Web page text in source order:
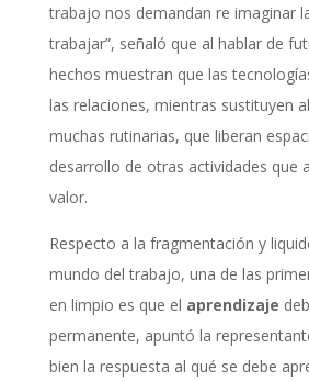
trabajo nos demandan re imaginar
trabajar”, señaló que al hablar de
hechos muestran que las
las relaciones, mientras sustituyen
muchas rutinarias, que liberan
desarrollo de otras actividades que
valor.
Respecto a la fragmentación y
mundo del trabajo, una de las
en limpio es que el aprendizaje
permanente, apuntó la
bien la respuesta al qué se debe